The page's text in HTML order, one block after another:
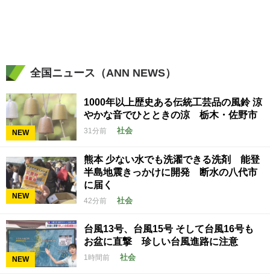
全国ニュース（ANN NEWS）
NEW
1000年以上歴史ある伝統工芸品の風鈴 涼
やかな音でひとときの涼 栃木・佐野市
31分前 社会
NEW
熊本 少ない水でも洗濯できる洗剤 能登
半島地震きっかけに開発 断水の八代市
に届く
42分前 社会
NEW
台風13号、台風15号 そして台風16号も
お盆に直撃 珍しい台風進路に注意
1時間前 社会